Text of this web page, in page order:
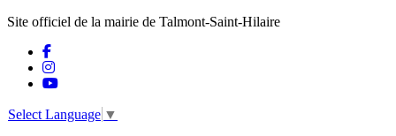
Site officiel de la mairie de Talmont-Saint-Hilaire
Select Language ▼